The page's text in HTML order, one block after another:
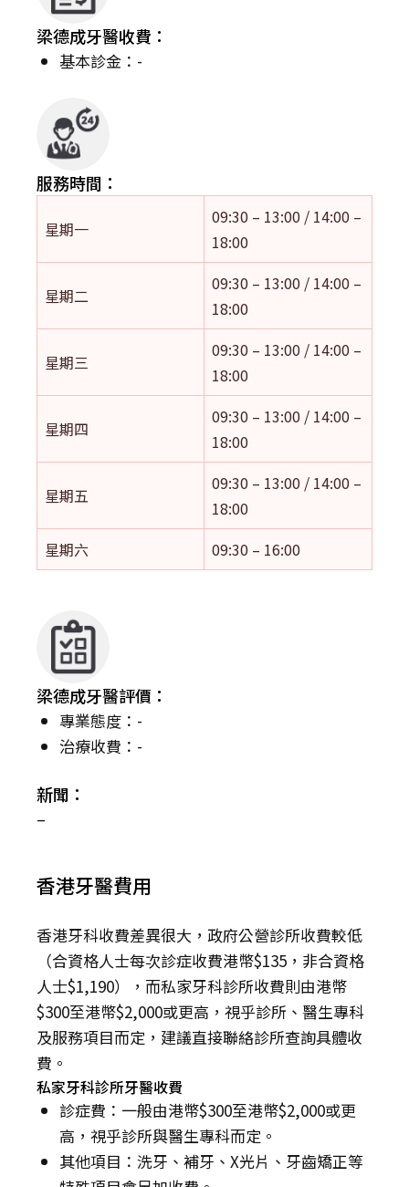
梁德成牙醫收費：
基本診金：-
服務時間：
星期一
09:30 – 13:00 / 14:00 –
18:00
星期二
09:30 – 13:00 / 14:00 –
18:00
星期三
09:30 – 13:00 / 14:00 –
18:00
星期四
09:30 – 13:00 / 14:00 –
18:00
星期五
09:30 – 13:00 / 14:00 –
18:00
星期六
09:30 – 16:00
梁德成牙醫評價：
專業態度：-
治療收費：-
新聞：
–
香港牙醫費用
香港牙科收費差異很大，政府公營診所收費較低
（合資格人士每次診症收費港幣$135，非合資格
人士$1,190），而私家牙科診所收費則由港幣
$300至港幣$2,000或更高，視乎診所、醫生專科
及服務項目而定，建議直接聯絡診所查詢具體收
費。
私家牙科診所牙醫收費
診症費：一般由港幣$300至港幣$2,000或更
高，視乎診所與醫生專科而定。
其他項目：洗牙、補牙、X光片、牙齒矯正等